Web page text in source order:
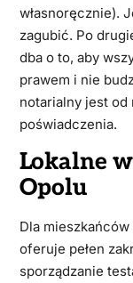
własnoręcznie).
zagubić. Po
dba o to, aby
prawem i nie
notarialny jest od
poświadczenia.
Lokalne
Opolu
Dla
oferuje pełen
sporządzanie